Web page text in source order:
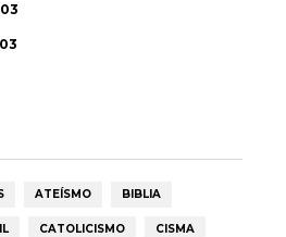
ATEÍSMO BIBLIA
CATOLICISMO CISMA